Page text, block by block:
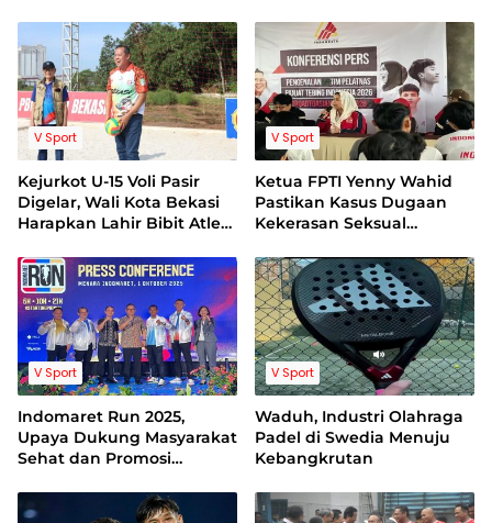
Budaya Olahraga
Masyarakat
V Sport
Kejurkot U-15 Voli Pasir
Digelar, Wali Kota Bekasi
Harapkan Lahir Bibit Atlet
V Sport
Ketua FPTI Yenny Wahid
Pastikan Kasus Dugaan
Kekerasan Seksual
Ditangani Dengan Baik
V Sport
Indomaret Run 2025,
Upaya Dukung Masyarakat
Sehat dan Promosi
V Sport
Waduh, Industri Olahraga
Padel di Swedia Menuju
Kebangkrutan